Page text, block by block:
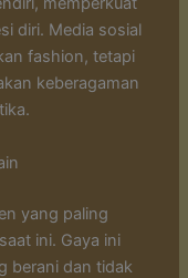
diri. Media sosial
fashion, tetapi
keberagaman
yang paling
ini. Gaya ini
berani dan tidak